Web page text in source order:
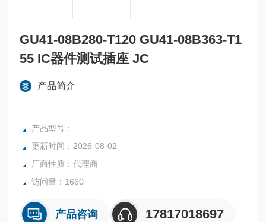
GU41-08B280-T120 GU41-08B363-T1
55 IC器件测试插座 JC
产品简介
产品型号：
更新时间：2026-08-02
厂商性质：代理商
访问量：1660
产品咨询 17817018697